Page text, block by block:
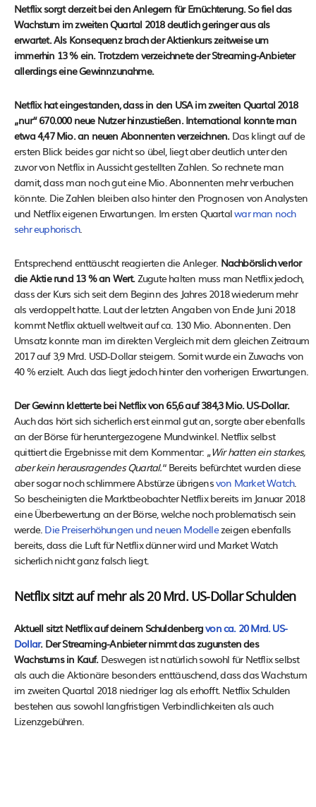
Netflix sorgt derzeit bei den Anlegern für Ernüchterung. So fiel das
Wachstum im zweiten Quartal 2018 deutlich geringer aus als
erwartet. Als Konsequenz brach der Aktienkurs zeitweise um
immerhin 13 % ein. Trotzdem verzeichnete der Streaming-Anbieter
allerdings eine Gewinnzunahme.
Netflix hat eingestanden, dass in den USA im zweiten Quartal 2018
„nur“ 670.000 neue Nutzer hinzustießen. International konnte man
etwa 4,47 Mio. an neuen Abonnenten verzeichnen.Das klingt auf de
ersten Blick beides gar nicht so übel, liegt aber deutlich unter den
zuvor von Netflix in Aussicht gestellten Zahlen. So rechnete man
damit, dass man noch gut eine Mio. Abonnenten mehr verbuchen
könnte. Die Zahlen bleiben also hinter den Prognosen von Analysten
und Netflix eigenen Erwartungen. Im ersten Quartalwar man noch
sehr euphorisch.
Entsprechend enttäuscht reagierten die Anleger. Nachbörslich verlor
die Aktie rund 13 % an Wert.Zugute halten muss man Netflix jedoch,
dass der Kurs sich seit dem Beginn des Jahres 2018 wiederum mehr
als verdoppelt hatte. Laut der letzten Angaben von Ende Juni 2018
kommt Netflix aktuell weltweit auf ca. 130 Mio. Abonnenten. Den
Umsatz konnte man im direkten Vergleich mit dem gleichen Zeitraum
2017 auf 3,9 Mrd. USD-Dollar steigern. Somit wurde ein Zuwachs von
40 % erzielt. Auch das liegt jedoch hinter den vorherigen Erwartungen.
Der Gewinn kletterte bei Netflix von 65,6 auf 384,3 Mio. US-Dollar.
Auch das hört sich sicherlich erst einmal gut an, sorgte aber ebenfalls
an der Börse für heruntergezogene Mundwinkel. Netflix selbst
quittiert die Ergebnisse mit dem Kommentar: „Wir hatten ein starkes,
aber kein herausragendes Quartal.“ Bereits befürchtet wurden diese
aber sogar noch schlimmere Abstürze übrigensvon Market Watch.
So bescheinigten die Marktbeobachter Netflix bereits im Januar 2018
eine Überbewertung an der Börse, welche noch problematisch sein
werde. Die Preiserhöhungen und neuen Modellezeigen ebenfalls
bereits, dass die Luft für Netflix dünner wird und Market Watch
sicherlich nicht ganz falsch liegt.
Netflix sitzt auf mehr als 20 Mrd. US-Dollar Schulden
Aktuell sitzt Netflix auf deinem Schuldenbergvon ca. 20 Mrd. US-
Dollar. Der Streaming-Anbieter nimmt das zugunsten des
Wachstums in Kauf.Deswegen ist natürlich sowohl für Netflix selbst
als auch die Aktionäre besonders enttäuschend, dass das Wachstum
im zweiten Quartal 2018 niedriger lag als erhofft. Netflix Schulden
bestehen aus sowohl langfristigen Verbindlichkeiten als auch
Lizenzgebühren.